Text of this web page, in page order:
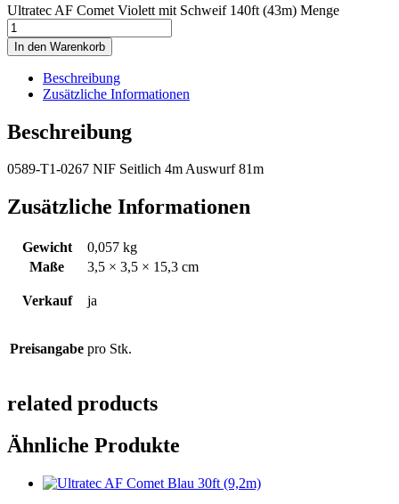
Ultratec AF Comet Violett mit Schweif 140ft (43m) Menge
In den Warenkorb
Beschreibung
Zusätzliche Informationen
Beschreibung
0589-T1-0267 NIF Seitlich 4m Auswurf 81m
Zusätzliche Informationen
Gewicht
0,057 kg
Maße
3,5 × 3,5 × 15,3 cm
Verkauf ja
Preisangabe pro Stk.
related products
Ähnliche Produkte